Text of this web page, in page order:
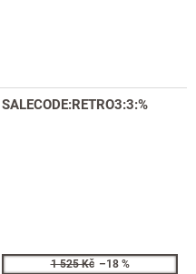
hvězdiček.
SALECODE:RETRO3:3:%
1 525 Kč –18 %